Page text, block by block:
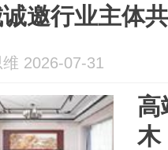
邀行业主体
2026-07-31
高
木